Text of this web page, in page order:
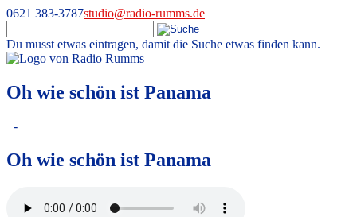
0621 383-3787studio@radio-rumms.de
Du musst etwas eintragen, damit die Suche etwas finden kann.
Skip
content
Radio RUMMS
Radio RUMMS ist ein Radioprojekt mit und für kranke Kinder und
Jugendliche in der Universitätsmedizin Mannheim.
Oh wie schön ist Panama
+-
Oh wie schön ist Panama